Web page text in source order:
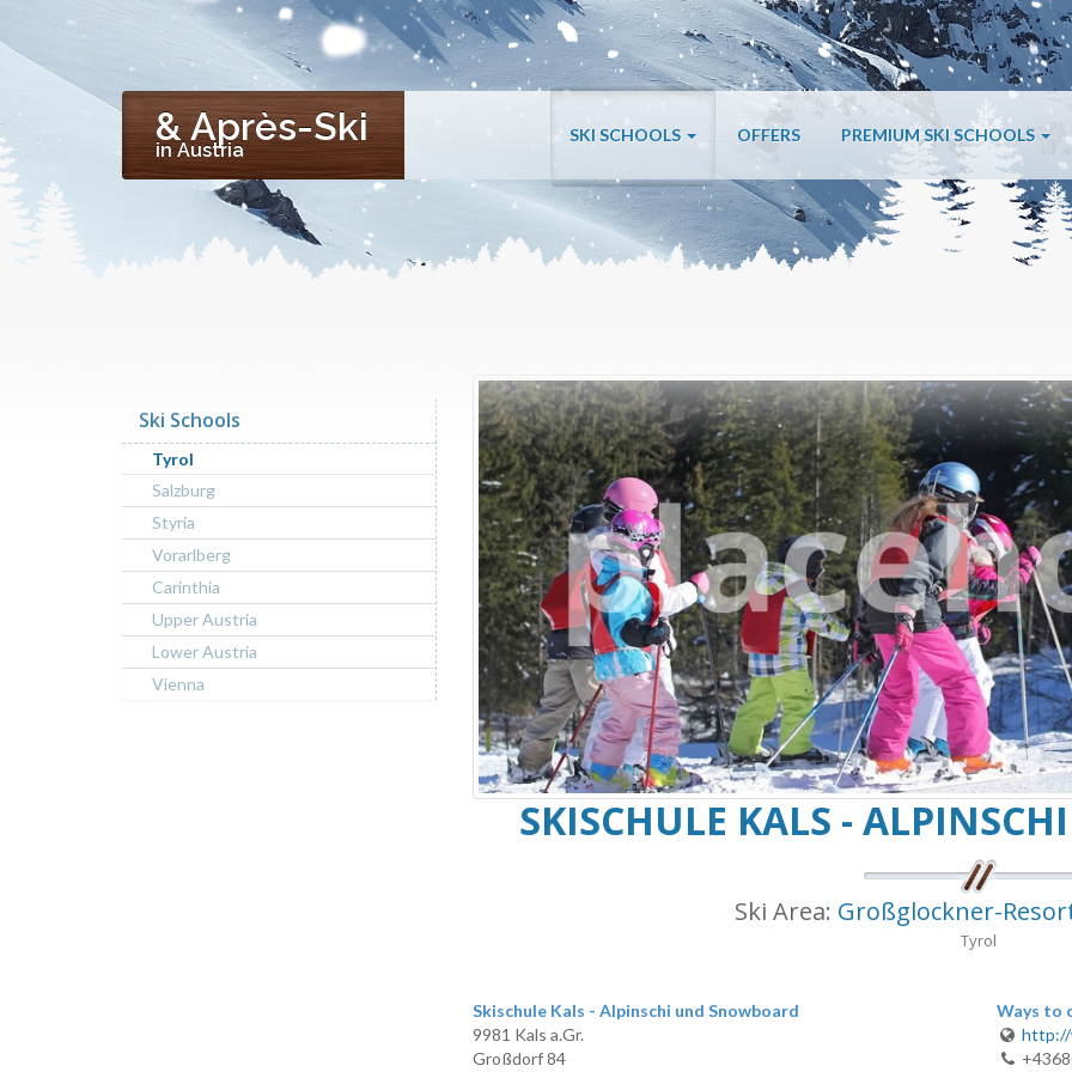
& Après-Ski
in Austria
SKI SCHOOLS OFFERS PREMIUM SKI SCHOOLS
SKISCHULE KALS -
Ski Area: Großglockner-
Tyrol
Skischule Kals - Alpinschi und Snowboard
9981 Kals a.Gr.
Großdorf 84
Ways to
http://
Ski Schools
Tyrol
Salzburg
Styria
Vorarlberg
Carinthia
Upper Austria
Lower Austria
Vienna